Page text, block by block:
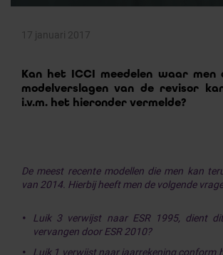
17 januari 2017
Kan het ICCI meedelen waar men
modelverslagen van de revisor
i.v.m. het hieronder vermelde?
De meest recente modellen die men kan
van 2014. Hierbij heeft men de volgende
Luik 3 verwijst naar ESR 1995, dient
vervangen door ESR 2010?
Luik 1 verwijst naar jaarrekening conform